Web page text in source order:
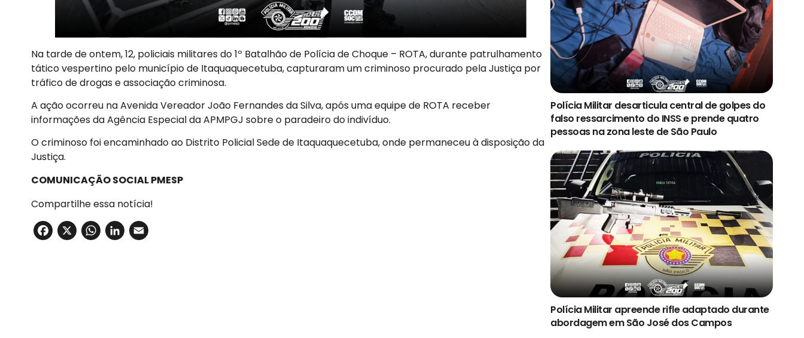
Na tarde de ontem, 12, policiais militares do 1º Batalhão de Polícia de Choque – ROTA, durante patrulhamento
tático vespertino pelo município de Itaquaquecetuba, capturaram um criminoso procurado pela Justiça por
tráfico de drogas e associação criminosa.
A ação ocorreu na Avenida Vereador João Fernandes da Silva, após uma equipe de ROTA receber
informações da Agência Especial da APMPGJ sobre o paradeiro do indivíduo.
O criminoso foi encaminhado ao Distrito Policial Sede de Itaquaquecetuba, onde permaneceu à disposição da
Justiça.
COMUNICAÇÃO SOCIAL PMESP
Compartilhe essa notícia!
Facebook
X WhatsApp
LinkedIn
Polícia Militar desarticula central de golpes do
falso ressarcimento do INSS e prende quatro
pessoas na zona leste de São Paulo
Polícia Militar apreende rifle adaptado durante
abordagem em São José dos Campos